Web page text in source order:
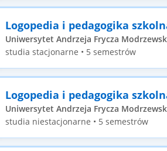
Logopedia i pedagogika
Uniwersytet Andrzeja Frycza
studia stacjonarne • 5 semestrów
Logopedia i pedagogika
Uniwersytet Andrzeja Frycza
studia niestacjonarne • 5 semestrów